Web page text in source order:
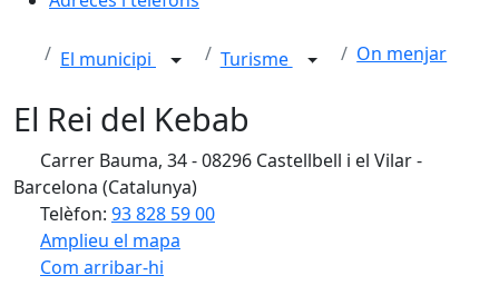
El municipi Turisme On menjar
El Rei del Kebab
Carrer Bauma, 34 - 08296 Castellbell i el Vilar -
Barcelona (Catalunya)
Telèfon: 93 828 59 00
Amplieu el mapa
Com arribar-hi